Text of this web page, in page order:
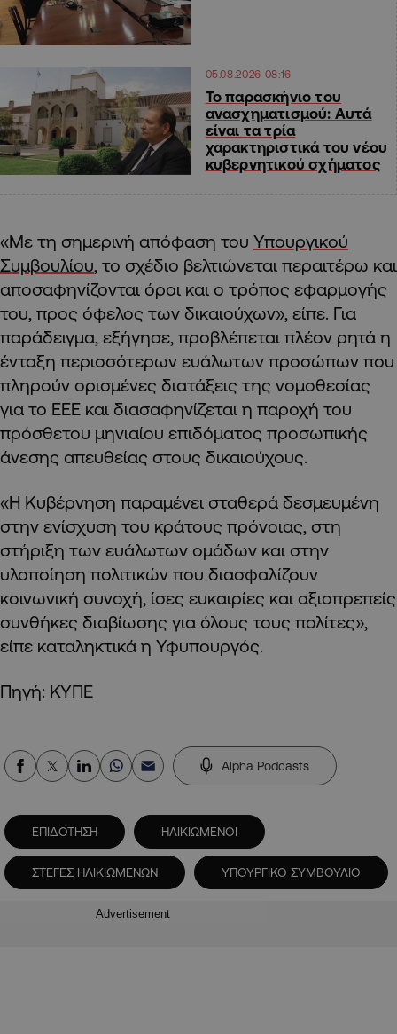
05.08.2026 08:16
Το παρασκήνιο του
ανασχηματισμού: Αυτά
είναι τα τρία
χαρακτηριστικά του νέου
κυβερνητικού σχήματος
«Με τη σημερινή απόφαση του Υπουργικού
Συμβουλίου, το σχέδιο βελτιώνεται περαιτέρω και
αποσαφηνίζονται όροι και ο τρόπος εφαρμογής
του, προς όφελος των δικαιούχων», είπε. Για
παράδειγμα, εξήγησε, προβλέπεται πλέον ρητά η
ένταξη περισσότερων ευάλωτων προσώπων που
πληρούν ορισμένες διατάξεις της νομοθεσίας
για το ΕΕΕ και διασαφηνίζεται η παροχή του
πρόσθετου μηνιαίου επιδόματος προσωπικής
άνεσης απευθείας στους δικαιούχους.
«Η Κυβέρνηση παραμένει σταθερά δεσμευμένη
στην ενίσχυση του κράτους πρόνοιας, στη
στήριξη των ευάλωτων ομάδων και στην
υλοποίηση πολιτικών που διασφαλίζουν
κοινωνική συνοχή, ίσες ευκαιρίες και αξιοπρεπείς
συνθήκες διαβίωσης για όλους τους πολίτες»,
είπε καταληκτικά η Υφυπουργός.
Πηγή: ΚΥΠΕ
Alpha Podcasts
ΕΠΙΔΟΤΗΣΗ ΗΛΙΚΙΩΜΕΝΟΙ
ΣΤΕΓΕΣ ΗΛΙΚΙΩΜΕΝΩΝ ΥΠΟΥΡΓΙΚΟ ΣΥΜΒΟΥΛΙΟ
Advertisement